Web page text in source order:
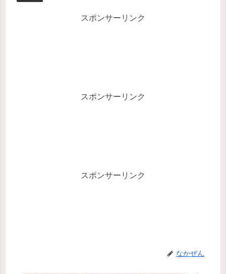
スポンサーリンク
スポンサーリンク
スポンサーリンク
なかぜん